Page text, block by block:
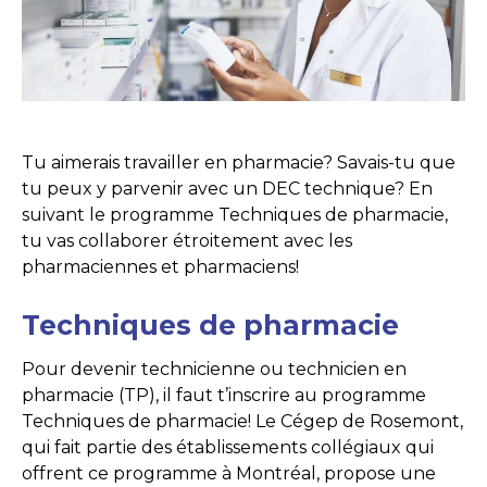
Tu aimerais travailler en pharmacie? Savais-tu que
tu peux y parvenir avec un DEC technique? En
suivant le programme Techniques de pharmacie,
tu vas collaborer étroitement avec les
pharmaciennes et pharmaciens!
Techniques de pharmacie
Pour devenir technicienne ou technicien en
pharmacie (TP), il faut t’inscrire au programme
Techniques de pharmacie! Le Cégep de Rosemont,
qui fait partie des établissements collégiaux qui
offrent ce programme à Montréal, propose une